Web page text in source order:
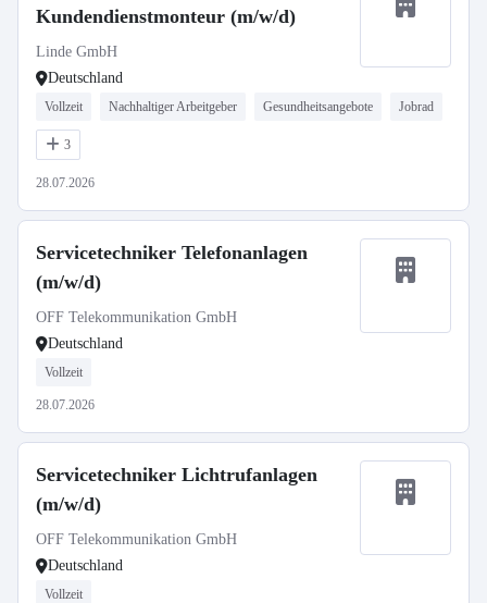
Kundendienstmonteur (m/w/d)
Linde GmbH
Deutschland
Vollzeit Nachhaltiger Arbeitgeber Gesundheitsangebote Jobrad
3
28.07.2026
Servicetechniker Telefonanlagen
(m/w/d)
OFF Telekommunikation GmbH
Deutschland
Vollzeit
28.07.2026
Servicetechniker Lichtrufanlagen
(m/w/d)
OFF Telekommunikation GmbH
Deutschland
Vollzeit